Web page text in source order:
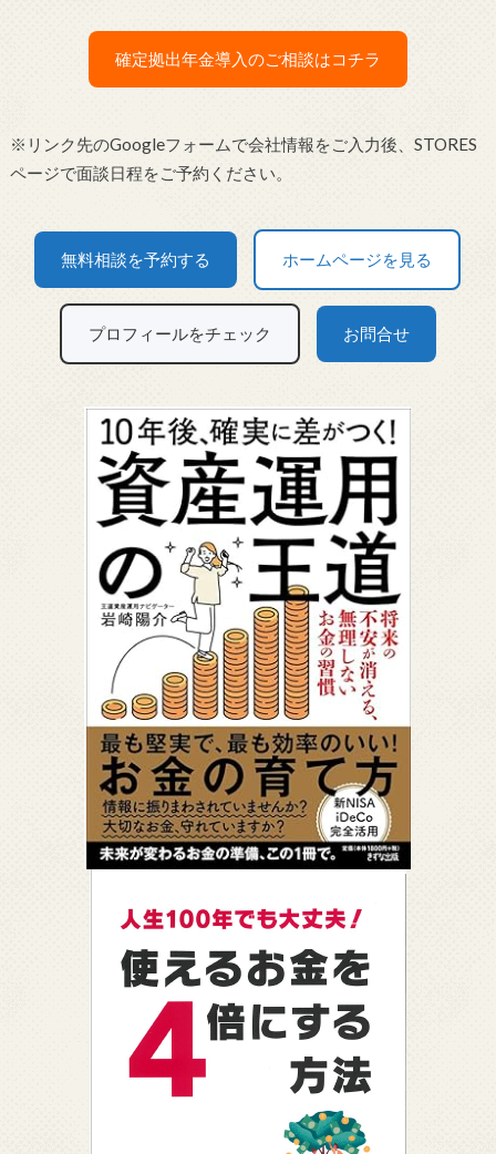
確定拠出年金導入のご相談はコチラ
※リンク先のGoogleフォームで会社情報をご入力後、STORES
ページで面談日程をご予約ください。
無料相談を予約する ホームページを見る
プロフィールをチェック お問合せ